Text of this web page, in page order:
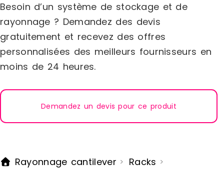
Besoin d’un système de stockage et de
rayonnage ? Demandez des devis
gratuitement et recevez des offres
personnalisées des meilleurs fournisseurs en
moins de 24 heures.
Demandez un devis pour ce produit
Rayonnage cantilever > Racks >